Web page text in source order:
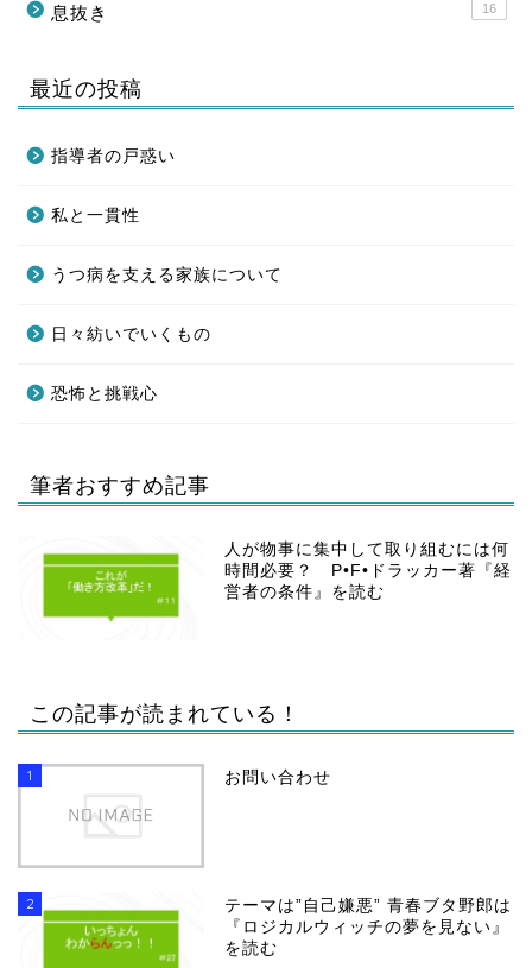
息抜き 16
最近の投稿
指導者の戸惑い
私と一貫性
うつ病を支える家族について
日々紡いでいくもの
恐怖と挑戦心
筆者おすすめ記事
人が物事に集中して取り組むには何
時間必要？ P•F•ドラッカー著『経
営者の条件』を読む
この記事が読まれている！
1 お問い合わせ
2
テーマは”自己嫌悪” 青春ブタ野郎は
『ロジカルウィッチの夢を見ない』
を読む